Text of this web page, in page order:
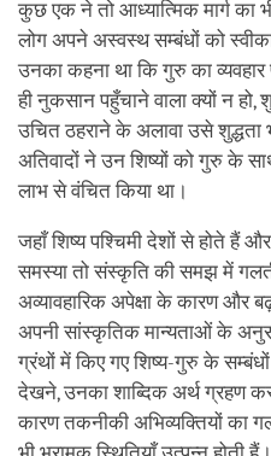
कुछ एक ने तो आध्यात्मिक मार्ग का
लोग अपने अस्वस्थ सम्बंधों को
उनका कहना था कि गुरु का व्यवहार
ही नुकसान पहुँचाने वाला क्यों न हो,
उचित ठहराने के अलावा उसे शुद्धता
अतिवादों ने उन शिष्यों को गुरु के
लाभ से वंचित किया था।
जहाँ शिष्य पश्चिमी देशों से होते हैं
समस्या तो संस्कृति की समझ में
अव्यावहारिक अपेक्षा के कारण और
अपनी सांस्कृतिक मान्यताओं के
ग्रंथों में किए गए शिष्य-गुरु के
देखने, उनका शाब्दिक अर्थ ग्रहण
कारण तकनीकी अभिव्यक्तियों का